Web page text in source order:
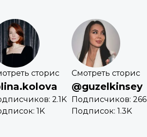
сторис
2.1K
1K
Смотреть сторис
@guzelkinsey
Подписчиков: 266
Подписок: 1.3K